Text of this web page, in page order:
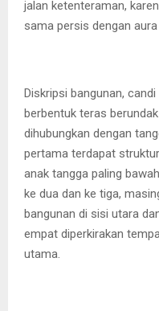
jalan ketenteraman,
sama persis dengan aura
Diskripsi bangunan,
berbentuk teras
dihubungkan dengan
pertama terdapat
anak tangga paling
ke dua dan ke tiga,
bangunan di sisi utara
empat diperkirakan
utama.